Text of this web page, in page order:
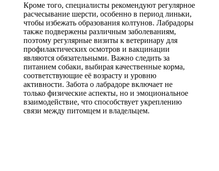
Кроме того, специалисты рекомендуют регулярное
расчесывание шерсти, особенно в период линьки,
чтобы избежать образования колтунов. Лабрадоры
также подвержены различным заболеваниям,
поэтому регулярные визиты к ветеринару для
профилактических осмотров и вакцинации
являются обязательными. Важно следить за
питанием собаки, выбирая качественные корма,
соответствующие её возрасту и уровню
активности. Забота о лабрадоре включает не
только физические аспекты, но и эмоциональное
взаимодействие, что способствует укреплению
связи между питомцем и владельцем.